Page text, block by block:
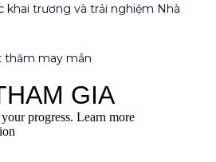
khai trương và trải nghiệm Nhà
thăm may mắn